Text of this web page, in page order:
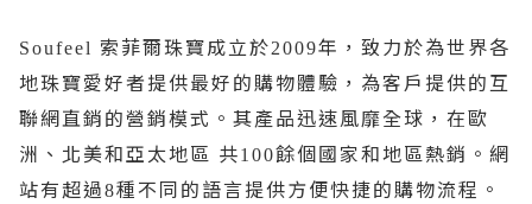
Soufeel 索菲爾珠寶成立於2009年，致力於為世界各
地珠寶愛好者提供最好的購物體驗，為客戶提供的互
聯網直銷的營銷模式。其產品迅速風靡全球，在歐
洲、北美和亞太地區 共100餘個國家和地區熱銷。網
站有超過8種不同的語言提供方便快捷的購物流程。